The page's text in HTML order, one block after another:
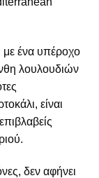
ένα υπέροχο
λουλουδιών
είναι
δεν αφήνει